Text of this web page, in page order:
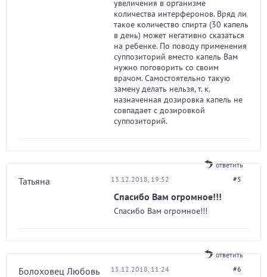
увеличения в организме
количества интерферонов. Вряд ли
такое количество спирта (30 капель
в день) может негативно сказаться
на ребенке. По поводу применения
суппозиторий вместо капель Вам
нужно поговорить со своим
врачом. Самостоятельно такую
замену делать нельзя, т. к.
назначенная дозировка капель не
совпадает с дозировкой
суппозиторий.
ответить
Татьяна 13.12.2018, 19:52 #5
Спасибо Вам огромное!!!
Спасибо Вам огромное!!!
ответить
Болоховец Любовь
15.12.2018, 11:24 #6